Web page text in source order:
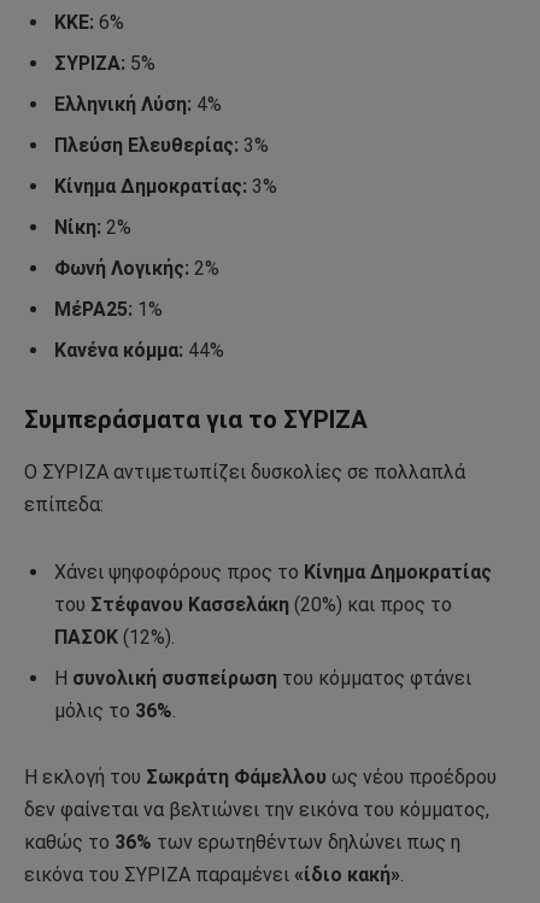
ΚΚΕ: 6%
ΣΥΡΙΖΑ: 5%
Ελληνική Λύση: 4%
Πλεύση Ελευθερίας: 3%
Κίνημα Δημοκρατίας: 3%
Νίκη: 2%
Φωνή Λογικής: 2%
ΜέΡΑ25: 1%
Κανένα κόμμα: 44%
Συμπεράσματα για το ΣΥΡΙΖΑ
Ο ΣΥΡΙΖΑ αντιμετωπίζει δυσκολίες σε πολλαπλά
επίπεδα:
Χάνει ψηφοφόρους προς το Κίνημα Δημοκρατίας
του Στέφανου Κασσελάκη (20%) και προς το
ΠΑΣΟΚ (12%).
Η συνολική συσπείρωση του κόμματος φτάνει
μόλις το 36%
Η εκλογή του Σωκράτη Φάμελλου ως νέου προέδρου
δεν φαίνεται να βελτιώνει την εικόνα του κόμματος,
καθώς το 36% των ερωτηθέντων δηλώνει πως η
εικόνα του ΣΥΡΙΖΑ παραμένει «ίδιο κακή».